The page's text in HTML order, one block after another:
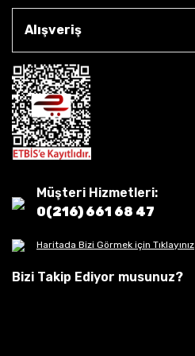
Alışveriş
Müşteri Hizmetleri:
0(216) 661 68 47
Haritada Bizi Görmek için Tıklayınız
Bizi Takip Ediyor musunuz?